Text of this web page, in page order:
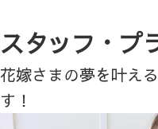
スタッフ・プ
花嫁さまの夢を叶え
す！